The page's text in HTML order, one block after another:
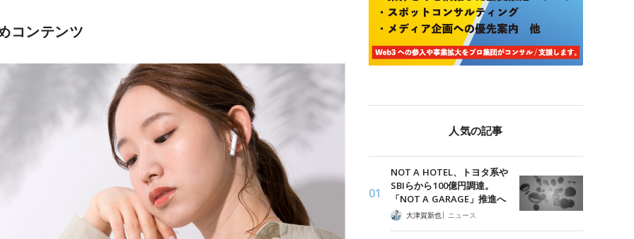
コンテンツ
人気の記事
NOT A HOTEL、トヨタ系や
SBIらから100億円調達。
「NOT A GARAGE」推進へ
大津賀新也| ニュース